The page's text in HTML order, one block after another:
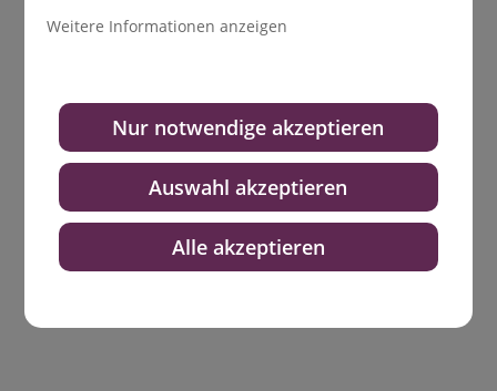
Weitere Informationen anzeigen
Nur notwendige akzeptieren
Auswahl akzeptieren
Alle akzeptieren